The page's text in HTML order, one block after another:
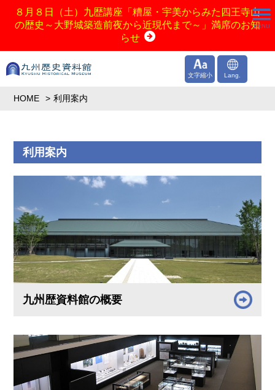
８月８日（土）九歴講座「糟屋・宇美からみた四王寺山
の歴史～大野城築造前夜から近現代まで～」満席のお知
らせ
文字縮小 Lang.
HOME 利用案内
利用案内
九州歴資料館の概要